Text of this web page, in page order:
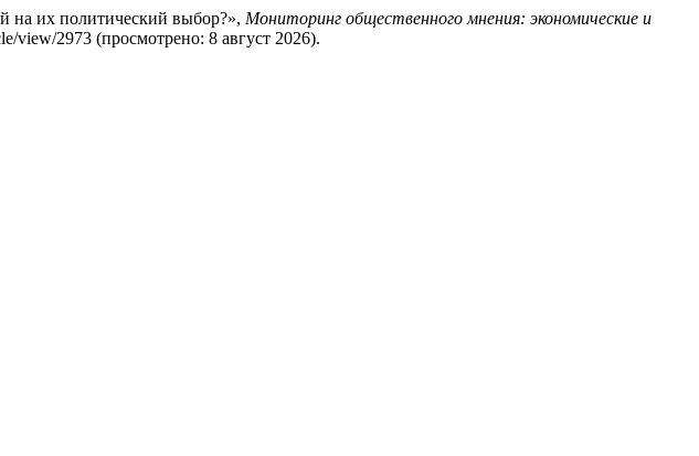
на их политический выбор?», Мониторинг общественного мнения: экономические и
view/2973 (просмотрено: 8 август 2026).